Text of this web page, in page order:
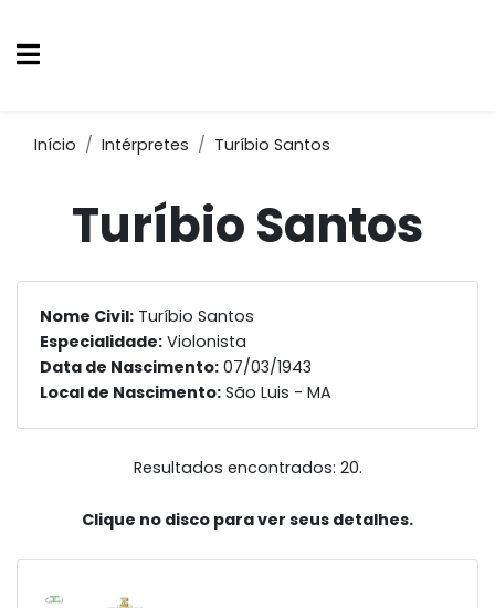
Início Intérpretes Turíbio Santos
Turíbio Santos
Nome Civil: Turíbio Santos
Especialidade: Violonista
Data de Nascimento: 07/03/1943
Local de Nascimento: São Luis - MA
Resultados encontrados: 20.
Clique no disco para ver seus detalhes.